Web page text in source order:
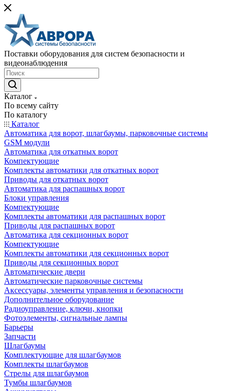
Поставки оборудования для систем безопасности и
видеонаблюдения
Каталог
По всему сайту
По каталогу
Каталог
Автоматика для ворот, шлагбаумы, парковочные системы
GSM модули
Автоматика для откатных ворот
Компектующие
Комплекты автоматики для откатных ворот
Приводы для откатных ворот
Автоматика для распашных ворот
Блоки управления
Компектующие
Комплекты автоматики для распашных ворот
Приводы для распашных ворот
Автоматика для секционных ворот
Компектующие
Комплекты автоматики для секционных ворот
Приводы для секционных ворот
Автоматические двери
Автоматические парковочные системы
Аксессуары, элементы управления и безопасности
Дополнительное оборудование
Радиоуправление, ключи, кнопки
Фотоэлементы, сигнальные лампы
Барьеры
Запчасти
Шлагбаумы
Комплектующие для шлагбаумов
Комплекты шлагбаумов
Стрелы для шлагбаумов
Тумбы шлагбаумов